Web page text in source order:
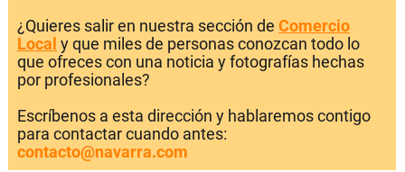
¿Quieres salir en nuestra sección de Comercio
Local y que miles de personas conozcan todo lo
que ofreces con una noticia y fotografías hechas
por profesionales?
Escríbenos a esta dirección y hablaremos contigo
para contactar cuando antes:
contacto@navarra.com